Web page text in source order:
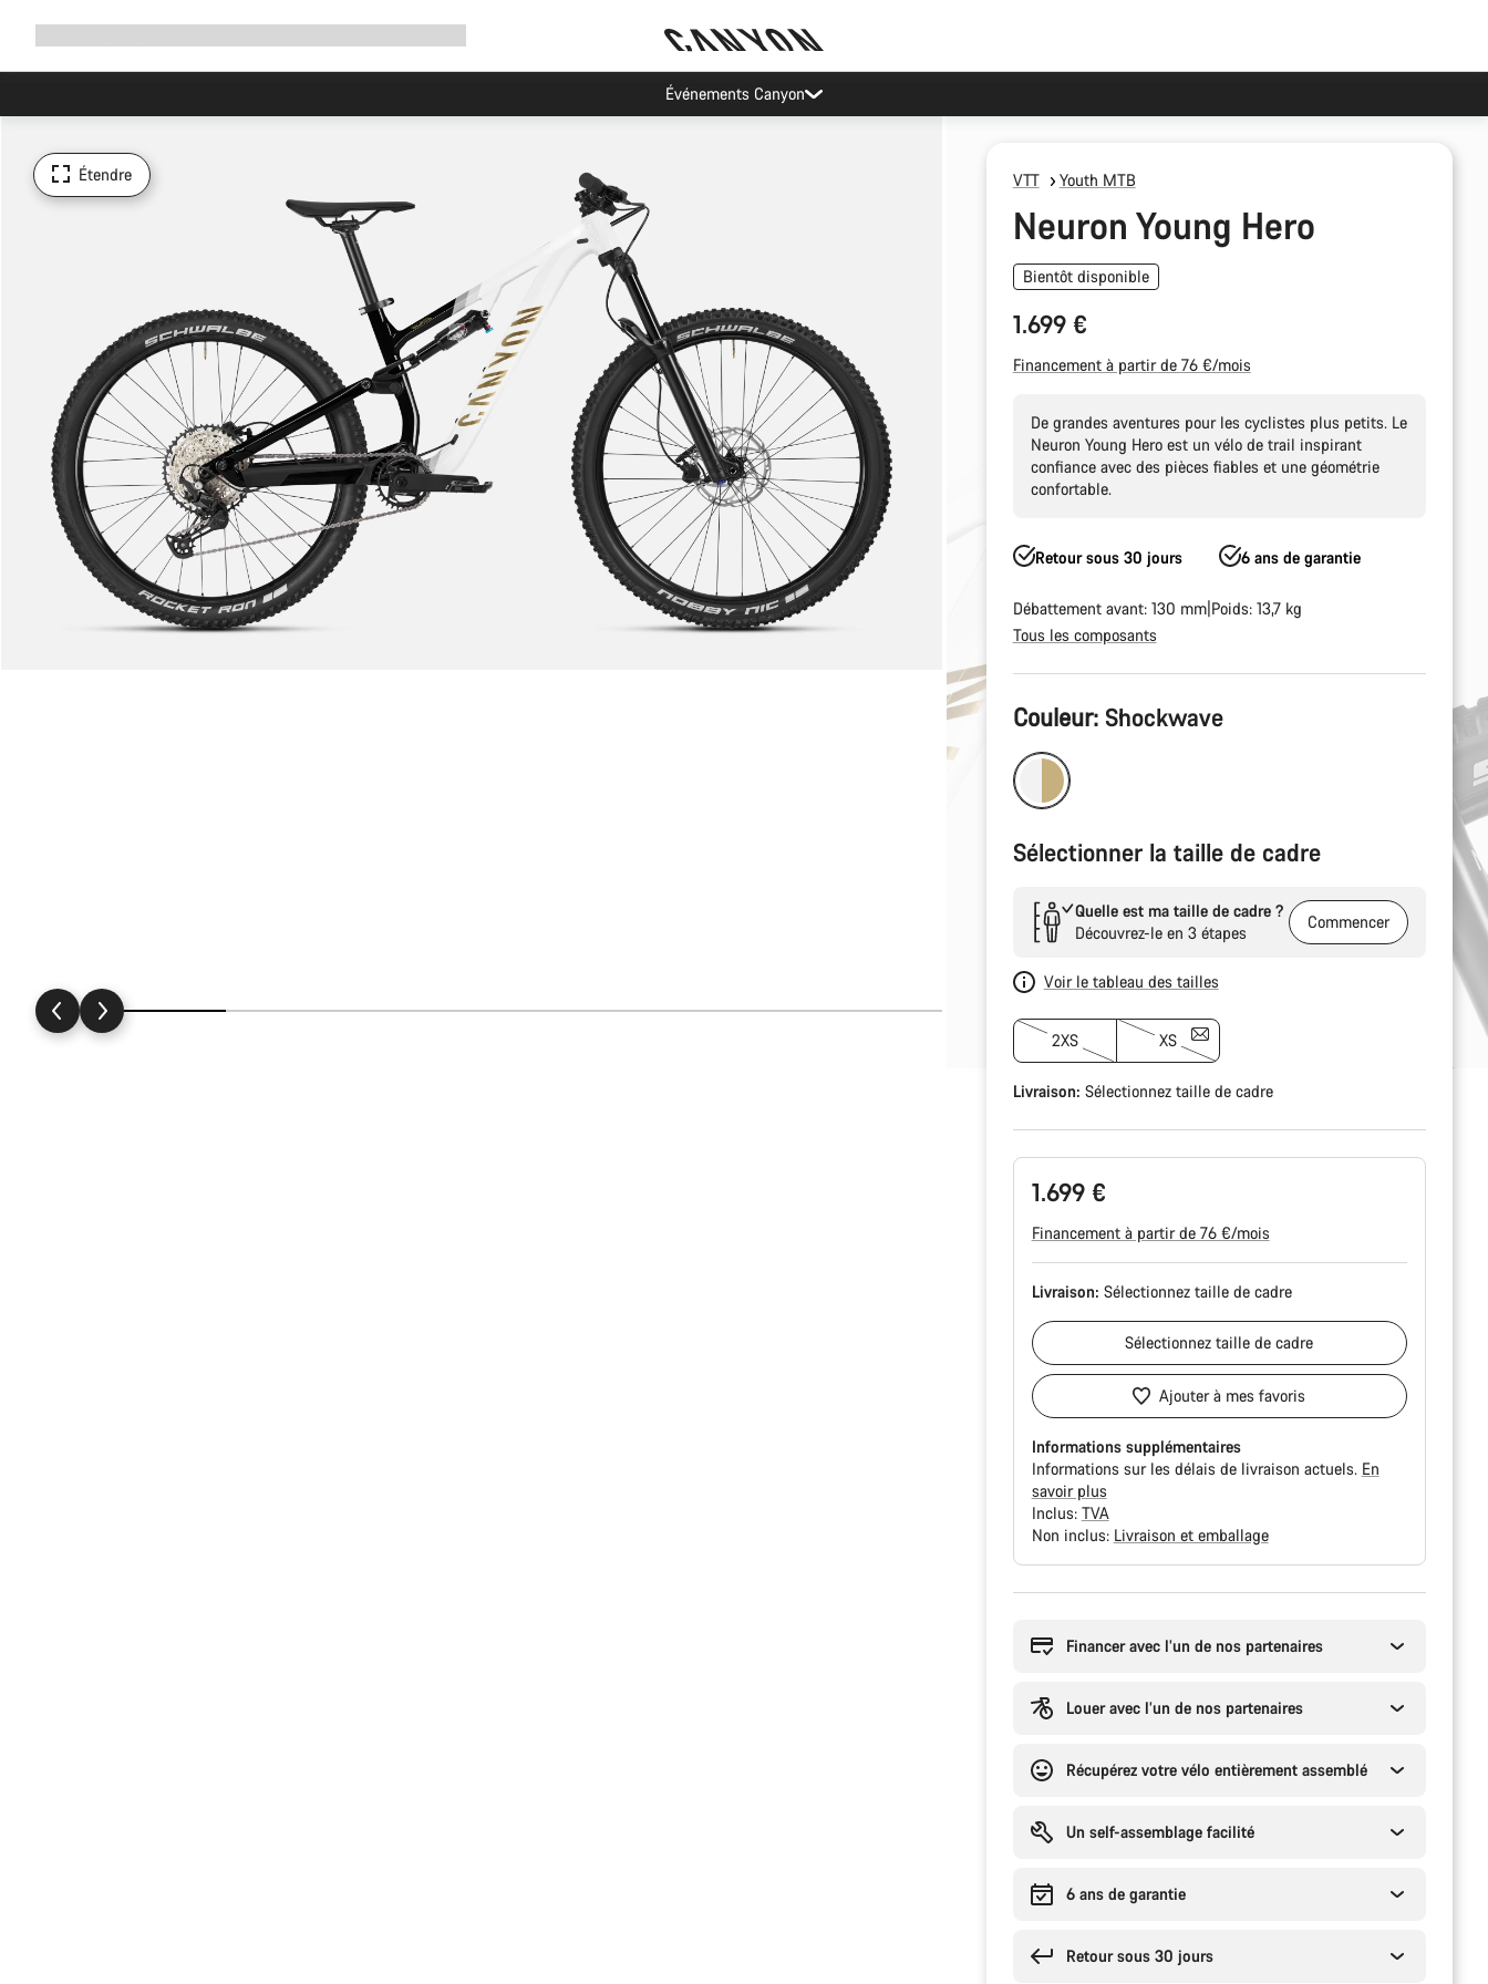
navigation
Événements Canyon
Étendre VTT Youth MTB
Neuron Young Hero
Bientôt disponible
1.699 €
Financement à partir de 76 €/mois
De grandes aventures pour les cyclistes plus petits. Le
Neuron Young Hero est un vélo de trail inspirant
confiance avec des pièces fiables et une géométrie
confortable.
Retour sous 30 jours 6 ans de garantie
Débattement avant: 130 mm Poids: 13,7 kg
Tous les composants
Configuration
du
produit
Couleur: Shockwave
Sélectionner la taille de cadre
Quelle est ma taille de cadre ?
Découvrez-le en 3 étapes
Commencer
Voir le tableau des tailles
2XS XS
Livraison: Sélectionnez taille de cadre
1.699 €
Financement à partir de 76 €/mois
Livraison: Sélectionnez taille de cadre
Sélectionneztaille de cadre
Ajouter à mes favoris
Informations supplémentaires
Informations sur les délais de livraison actuels. En
savoir plus
Inclus: TVA
Non inclus: Livraison et emballage
Financer avec l’un de nos partenaires
Louer avec l’un de nos partenaires
Récupérez votre vélo entièrement assemblé
Un self-assemblage facilité
6 ans de garantie
Retour sous 30 jours